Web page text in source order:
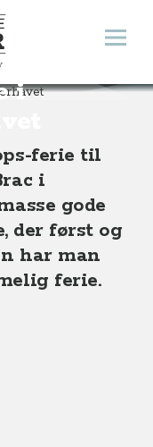
Åbn
til
i
i Adriaterhavet
ferie til
i
gode
der først og
har man
ferie.